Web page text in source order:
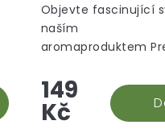
149
Kč
Objevte fascinující
naším
aromaproduktem
produkt je vytvořen
kvalitních CBD květů
Jack Herer, známé...